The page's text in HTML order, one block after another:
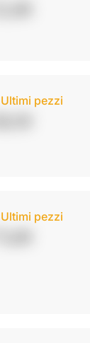
Ultimi pezzi
Ultimi pezzi